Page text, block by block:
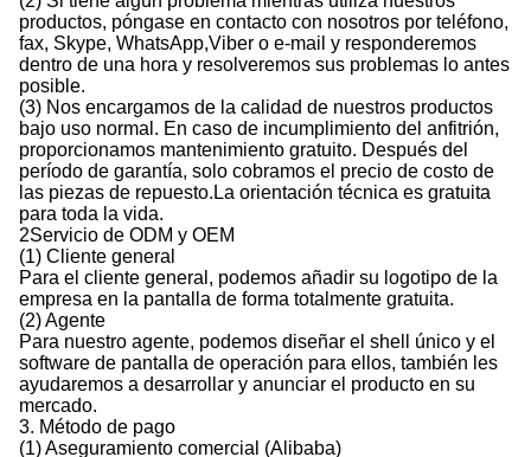
productos, póngase en contacto con nosotros por teléfono,
fax, Skype, WhatsApp,Viber o e-mail y responderemos
dentro de una hora y resolveremos sus problemas lo antes
posible.
(3) Nos encargamos de la calidad de nuestros productos
bajo uso normal. En caso de incumplimiento del anfitrión,
proporcionamos mantenimiento gratuito. Después del
período de garantía, solo cobramos el precio de costo de
las piezas de repuesto.La orientación técnica es gratuita
para toda la vida.
2Servicio de ODM y OEM
(1) Cliente general
Para el cliente general, podemos añadir su logotipo de la
empresa en la pantalla de forma totalmente gratuita.
(2) Agente
Para nuestro agente, podemos diseñar el shell único y el
software de pantalla de operación para ellos, también les
ayudaremos a desarrollar y anunciar el producto en su
mercado.
3. Método de pago
(1) Aseguramiento comercial (Alibaba)